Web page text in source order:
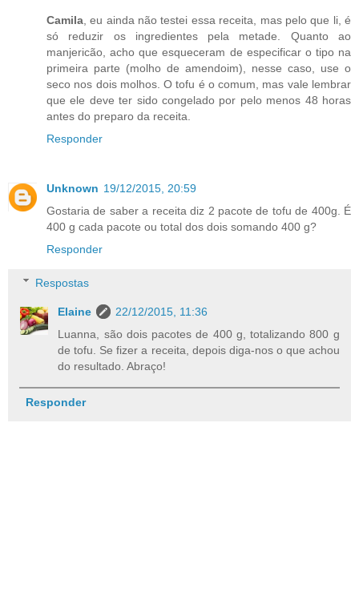
Camila , eu ainda não testei essa receita, mas pelo que li, é
só reduzir os ingredientes pela metade. Quanto ao
manjericão, acho que esqueceram de especificar o tipo na
primeira parte (molho de amendoim), nesse caso, use o
seco nos dois molhos. O tofu é o comum, mas vale lembrar
que ele deve ter sido congelado por pelo menos 48 horas
antes do preparo da receita.
Responder
Unknown 19/12/2015, 20:59
Gostaria de saber a receita diz 2 pacote de tofu de 400g. É
400 g cada pacote ou total dos dois somando 400 g?
Responder
Respostas
Elaine
22/12/2015, 11:36
Luanna, são dois pacotes de 400 g, totalizando 800 g
de tofu. Se fizer a receita, depois diga-nos o que achou
do resultado. Abraço!
Responder